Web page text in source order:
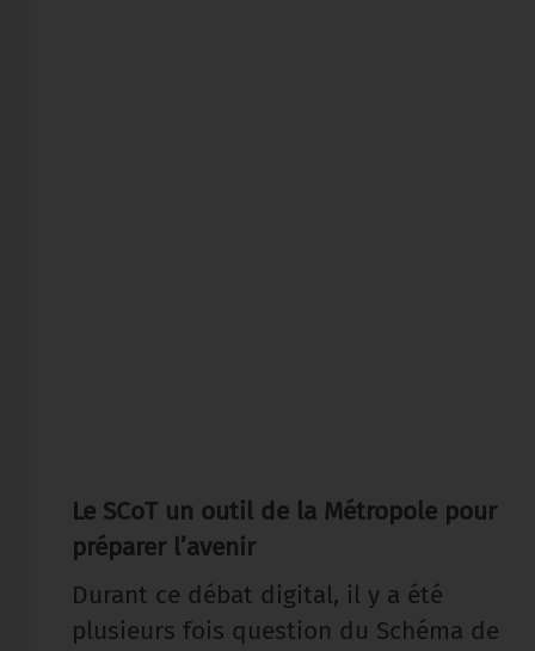
Le SCoT un outil de la Métropole pour
préparer l’avenir
Durant ce débat digital, il y a été
plusieurs fois question du Schéma de